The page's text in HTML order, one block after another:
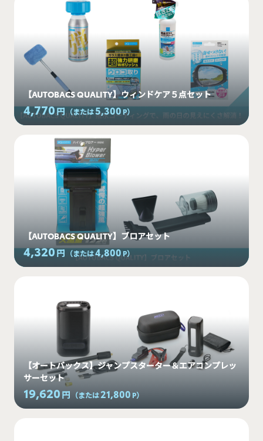
【AUTOBACS QUALITY】ウィンドケア５点セット
4,770円（または5,300P）
【AUTOBACS QUALITY】ブロアセット
4,320円 （または4,800P）
【オートバックス】ジャンプスターター＆エアコンプレッ
サーセット
19,620 円 （または21,800 P）